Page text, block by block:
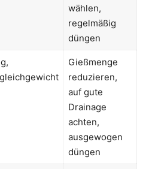
wählen,
regelmäßig
düngen
Gießmenge
reduzieren,
auf gute
Drainage
achten,
ausgewogen
düngen